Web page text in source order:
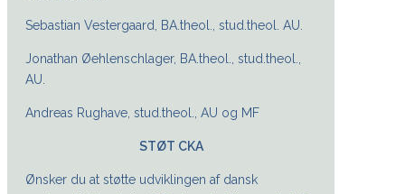
Sebastian Vestergaard, BA.theol., stud.theol. AU.
Jonathan Øehlenschlager, BA.theol., stud.theol.,
AU.
Andreas Rughave, stud.theol., AU og MF
STØT CKA
Ønsker du at støtte udviklingen af dansk